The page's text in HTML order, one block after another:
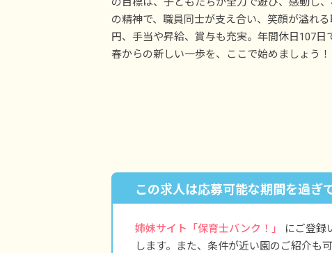
昇
賞
＜
の精神で、職員同士が支え合い、笑顔が溢れ
円、手当や昇給、賞与も充実。年間休日107日
春からの新しい一歩を、ここで始めましょう！
この求人は応募可能な期間を過ぎ
姉妹サイト「保育士バンク！」
にご登録
します。また、条件が近い園のご紹介も可